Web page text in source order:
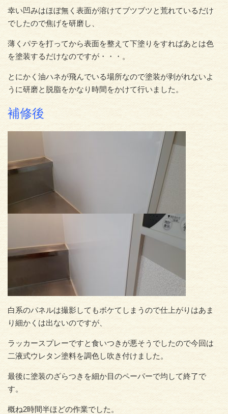
幸い凹みはほぼ無く表面が溶けてブツブツと荒れているだけ
でしたので焦げを研磨し、
薄くパテを打ってから表面を整えて下塗りをすればあとは色
を塗装するだけなのですが・・・。
とにかく油ハネが飛んでいる場所なので塗装が剥がれないよ
うに研磨と脱脂をかなり時間をかけて行いました。
補修後
白系のパネルは撮影してもボケてしまうので仕上がりはあま
り細かくは出ないのですが、
ラッカースプレーですと食いつきが悪そうでしたので今回は
二液式ウレタン塗料を調色し吹き付けました。
最後に塗装のざらつきを細か目のペーパーで均して終了で
す。
概ね2時間半ほどの作業でした。